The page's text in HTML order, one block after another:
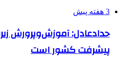
3 هفته پیش
حدادعادل: آموزش‌وپرورش
پیشرفت کشور است